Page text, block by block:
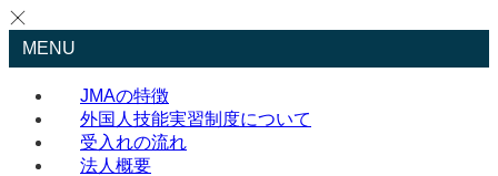
MENU
JMAの特徴
外国人技能実習制度について
受入れの流れ
法人概要